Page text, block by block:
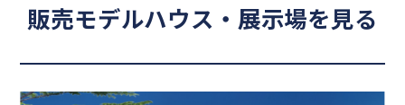
販売モデルハウス・展示場を見る